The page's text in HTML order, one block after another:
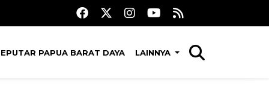
PAPUA BARAT DAYA LAINNYA